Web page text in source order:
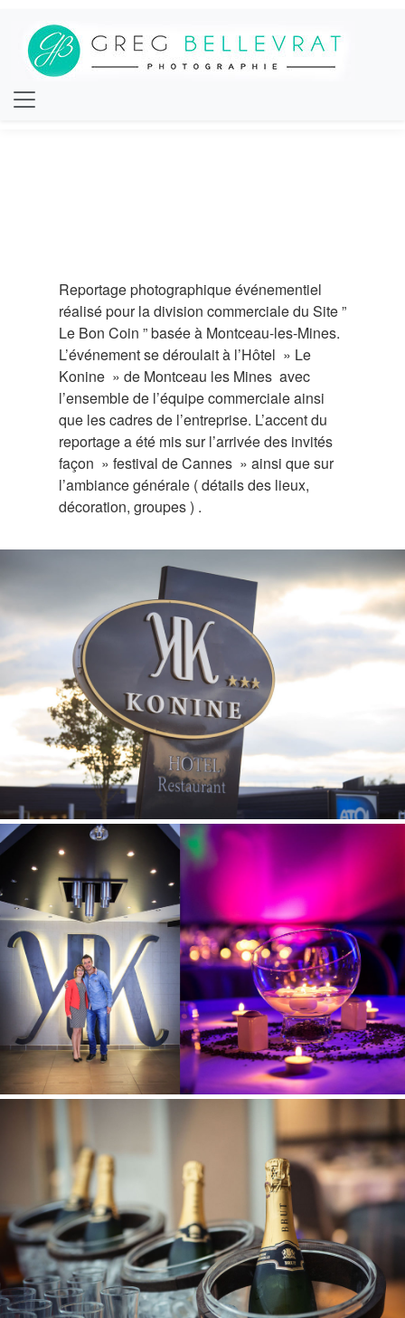
Reportage photographique événementiel
réalisé pour la division commerciale du Site ”
Le Bon Coin ” basée à Montceau-les-Mines.
L’événement se déroulait à l’Hôtel » Le
Konine » de Montceau les Mines avec
l’ensemble de l’équipe commerciale ainsi
que les cadres de l’entreprise. L’accent du
reportage a été mis sur l’arrivée des invités
façon » festival de Cannes » ainsi que sur
l’ambiance générale ( détails des lieux,
décoration, groupes ) .